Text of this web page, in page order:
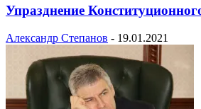
Упразднение
Александр Степанов - 19.01.2021